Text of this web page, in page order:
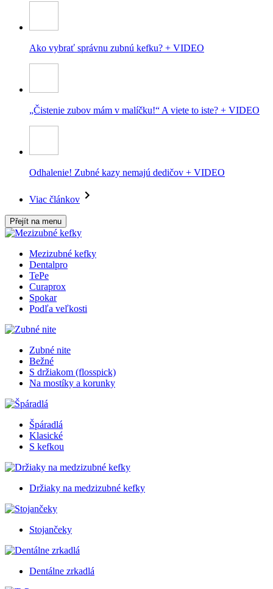
Ako vybrať správnu zubnú kefku? + VIDEO
„Čistenie zubov mám v malíčku!“ A viete to iste? + VIDEO
Odhalenie! Zubné kazy nemajú dedičov + VIDEO
Viac článkov
Přejít na menu
Mezizubné kefky
Dentalpro
TePe
Curaprox
Spokar
Podľa veľkosti
Zubné nite
Bežné
S držiakom (flosspick)
Na mostíky a korunky
Špáradlá
Klasické
S kefkou
Držiaky na medzizubné kefky
Stojančeky
Dentálne zrkadlá